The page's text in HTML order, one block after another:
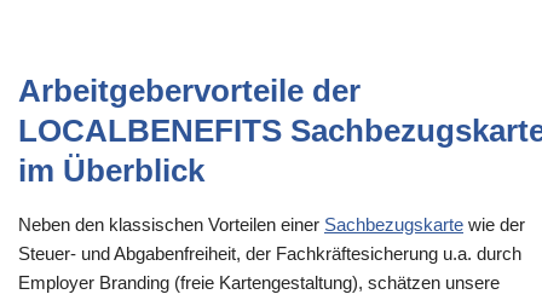
Arbeitgebervorteile der
LOCALBENEFITS
im Überblick
Neben den klassischen Vorteilen einer Sachbezugskarte wie der
Steuer- und Abgabenfreiheit, der Fachkräftesicherung u.a. durch
Employer Branding (freie Kartengestaltung), schätzen unsere